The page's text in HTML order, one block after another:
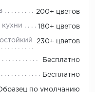
200+ цветов
180+ цветов
230+ цветов
Бесплатно
Бесплатно
по умолчанию